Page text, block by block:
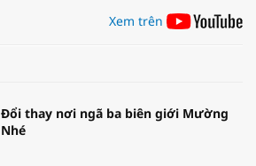
Xem trên
Đổi thay nơi ngã ba biên giới Mường
Nhé